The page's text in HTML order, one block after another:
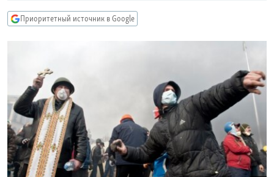
навигации
Вернутся
IDEL.РЕАЛИИ
КАВКАЗ.РЕАЛИИ
СИБИРЬ.РЕАЛИИ
РАСПИСАНИЕ ВЕЩАНИЯ
ПОДПИШИТЕСЬ НА РАССЫЛКУ
СОЦИАЛЬНЫЕ СЕТИ
Приоритетный источник в Google